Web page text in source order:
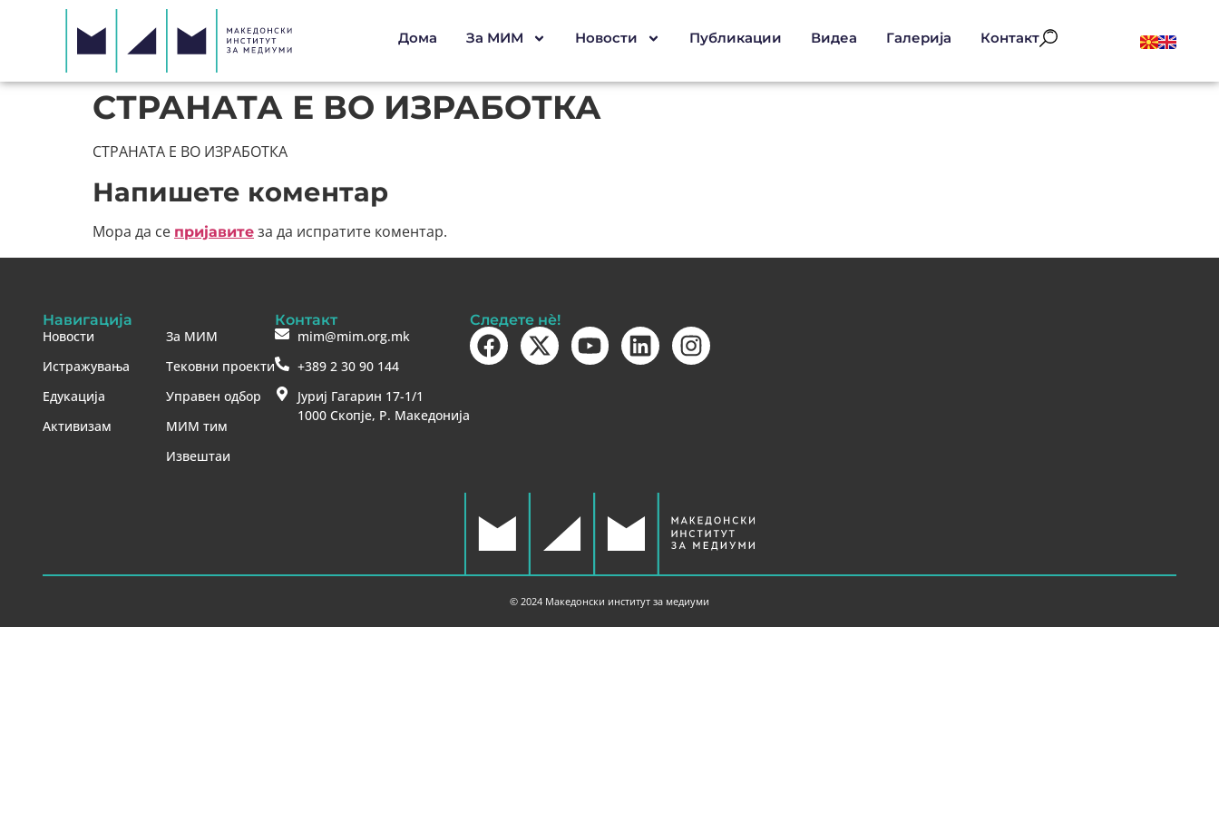
Дома За МИМ Новости Публикации Видеа Галерија Контакт
СТРАНАТА Е ВО ИЗРАБОТКА
СТРАНАТА Е ВО ИЗРАБОТКА
Напишете коментар
Мора да се пријавите за да испратите коментар.
Навигација
Новости
Истражувања
Едукација
Активизам
За МИМ
Тековни проекти
Управен одбор
МИМ тим
Извештаи
Контакт
mim@mim.org.mk
+389 2 30 90 144
Јуриј Гагарин 17-1/1
1000 Скопје, Р. Македонија
Следете нè!
© 2024 Македонски институт за медиуми